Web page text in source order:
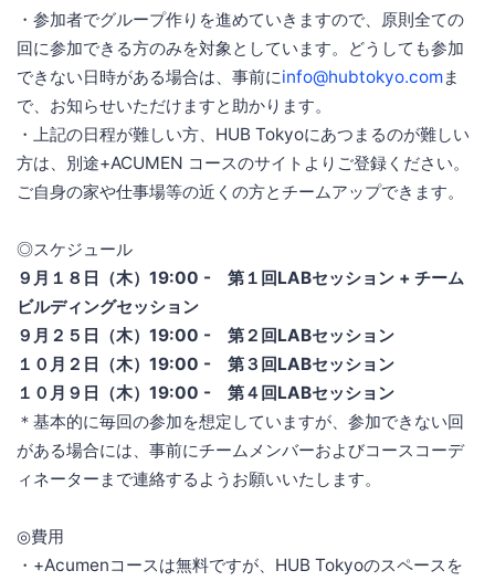
・参加者でグループ作りを進めていきますので、原則全ての
回に参加できる方のみを対象としています。どうしても参加
できない日時がある場合は、事前にinfo@hubtokyo.comま
で、お知らせいただけますと助かります。
・上記の日程が難しい方、HUB Tokyoにあつまるのが難しい
方は、別途+ACUMEN コースのサイトよりご登録ください。
ご自身の家や仕事場等の近くの方とチームアップできます。
◎スケジュール
９月１８日（木）19:00 - 第１回LABセッション + チーム
ビルディングセッション
９月２５日（木）19:00 - 第２回LABセッション
１０月２日（木）19:00 - 第３回LABセッション
１０月９日（木）19:00 - 第４回LABセッション
＊基本的に毎回の参加を想定していますが、参加できない回
がある場合には、事前にチームメンバーおよびコースコーデ
ィネーターまで連絡するようお願いいたします。
◎費用
・+Acumenコースは無料ですが、HUB Tokyoのスペースを